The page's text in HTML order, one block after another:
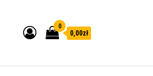
0
0,00zł